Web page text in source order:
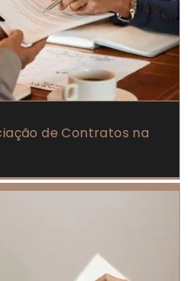
de Contratos na